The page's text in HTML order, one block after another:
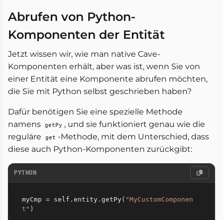
Abrufen von Python-
Komponenten der Entität
Jetzt wissen wir, wie man native Cave-
Komponenten erhält, aber was ist, wenn Sie von
einer Entität eine Komponente abrufen möchten,
die Sie mit Python selbst geschrieben haben?
Dafür benötigen Sie eine spezielle Methode
namens getPy , und sie funktioniert genau wie die
reguläre
get -Methode, mit dem Unterschied, dass
diese auch Python-Komponenten zurückgibt:
PYTHON
myCmp = self . entity . getPy( "MyCustomComponen
t" )